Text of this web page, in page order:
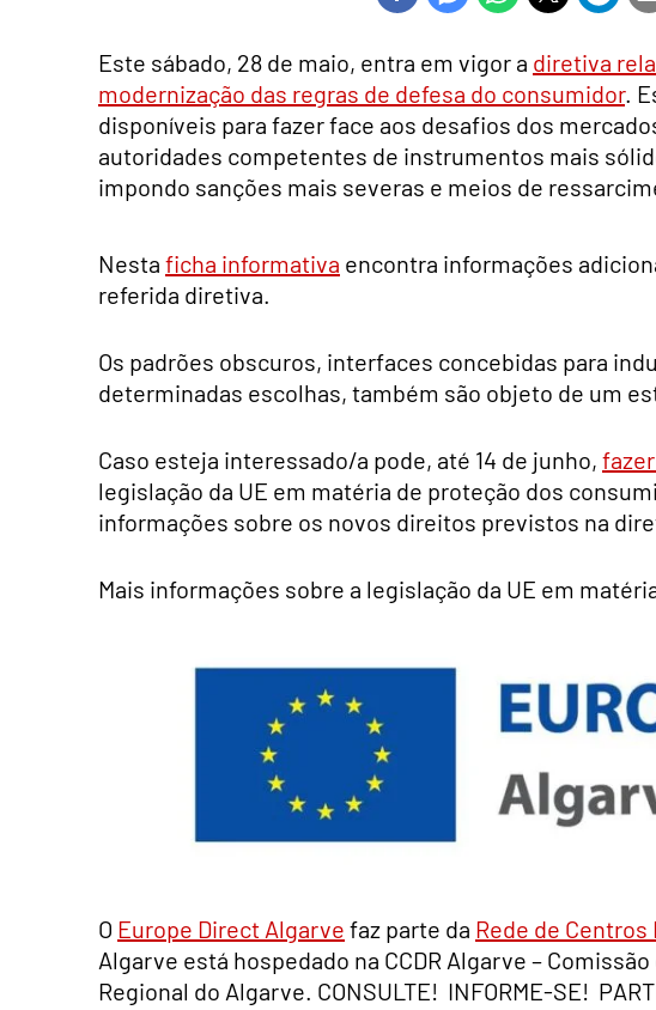
Este sábado, 28 de maio, entra em vigor a diretiva
modernização das regras de defesa do consumidor.
disponíveis para fazer face aos desafios dos
autoridades competentes de instrumentos mais
impondo sanções mais severas e meios de
Nesta ficha informativa encontra informações
referida diretiva.
Os padrões obscuros, interfaces concebidas para
determinadas escolhas, também são objeto de um
Caso esteja interessado/a pode, até 14 de junho,
legislação da UE em matéria de proteção dos
informações sobre os novos direitos previstos na
Mais informações sobre a legislação da UE em
O Europe Direct Algarve faz parte da Rede de
Algarve está hospedado na CCDR Algarve –
Regional do Algarve. CONSULTE! INFORME-SE!